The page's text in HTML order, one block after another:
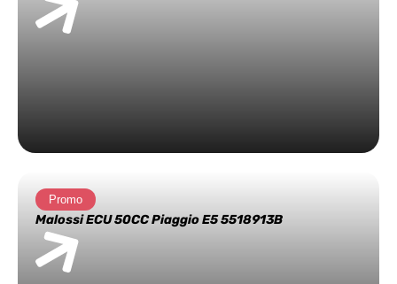
Promo
Malossi ECU 50CC Piaggio E5 5518913B